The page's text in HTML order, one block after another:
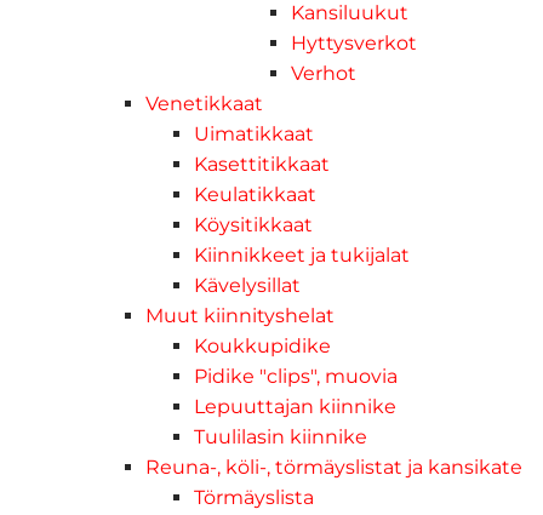
Kansiluukut
Hyttysverkot
Verhot
Venetikkaat
Uimatikkaat
Kasettitikkaat
Keulatikkaat
Köysitikkaat
Kiinnikkeet ja tukijalat
Kävelysillat
Muut kiinnityshelat
Koukkupidike
Pidike "clips", muovia
Lepuuttajan kiinnike
Tuulilasin kiinnike
Reuna-, köli-, törmäyslistat ja kansikate
Törmäyslista